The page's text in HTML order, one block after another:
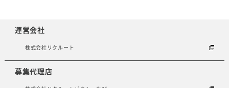
運営会社
株式会社リクルート
募集代理店